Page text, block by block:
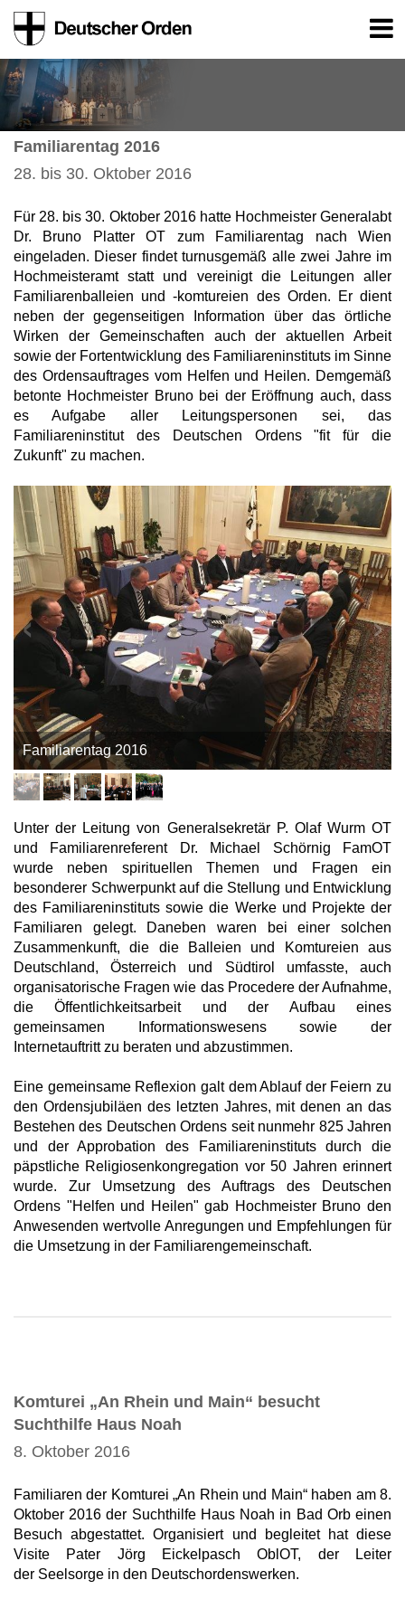
Familiarentag 2016
28. bis 30. Oktober 2016
Für 28. bis 30. Oktober 2016 hatte Hochmeister Generalabt
Dr. Bruno Platter OT zum Familiarentag nach Wien
eingeladen. Dieser findet turnusgemäß alle zwei Jahre im
Hochmeisteramt statt und vereinigt die Leitungen aller
Familiarenballeien und -komtureien des Orden. Er dient
neben der gegenseitigen Information über das örtliche
Wirken der Gemeinschaften auch der aktuellen Arbeit
sowie der Fortentwicklung des Familiareninstituts im Sinne
des Ordensauftrages vom Helfen und Heilen. Demgemäß
betonte Hochmeister Bruno bei der Eröffnung auch, dass
es Aufgabe aller Leitungspersonen sei, das
Familiareninstitut des Deutschen Ordens "fit für die
Zukunft" zu machen.
Familiarentag 2016
Unter der Leitung von Generalsekretär P. Olaf Wurm OT
und Familiarenreferent Dr. Michael Schörnig FamOT
wurde neben spirituellen Themen und Fragen ein
besonderer Schwerpunkt auf die Stellung und Entwicklung
des Familiareninstituts sowie die Werke und Projekte der
Familiaren gelegt. Daneben waren bei einer solchen
Zusammenkunft, die die Balleien und Komtureien aus
Deutschland, Österreich und Südtirol umfasste, auch
organisatorische Fragen wie das Procedere der Aufnahme,
die Öffentlichkeitsarbeit und der Aufbau eines
gemeinsamen Informationswesens sowie der
Internetauftritt zu beraten und abzustimmen.
Eine gemeinsame Reflexion galt dem Ablauf der Feiern zu
den Ordensjubiläen des letzten Jahres, mit denen an das
Bestehen des Deutschen Ordens seit nunmehr 825 Jahren
und der Approbation des Familiareninstituts durch die
päpstliche Religiosenkongregation vor 50 Jahren erinnert
wurde. Zur Umsetzung des Auftrags des Deutschen
Ordens "Helfen und Heilen" gab Hochmeister Bruno den
Anwesenden wertvolle Anregungen und Empfehlungen für
die Umsetzung in der Familiarengemeinschaft.
Komturei „An Rhein und Main“ besucht
Suchthilfe Haus Noah
8. Oktober 2016
Familiaren der Komturei „An Rhein und Main“ haben am 8.
Oktober 2016 der Suchthilfe Haus Noah in Bad Orb einen
Besuch abgestattet. Organisiert und begleitet hat diese
Visite Pater Jörg Eickelpasch OblOT, der Leiter
der Seelsorge in den Deutschordenswerken.